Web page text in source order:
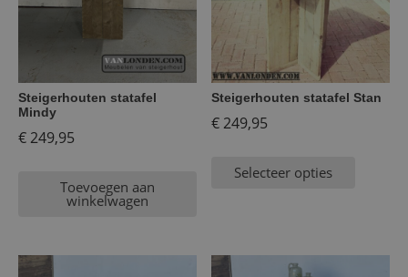
Steigerhouten statafel
Mindy
€249,95
Toevoegen aan
winkelwagen
Steigerhouten statafel Stan
€249,95
Selecteer opties